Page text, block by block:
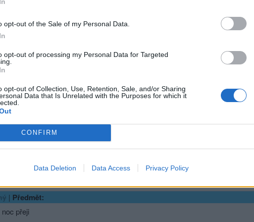
opt-out of the Sale of my Personal Data.
opt-out of processing my Personal Data for Targeted
opt-out of Collection, Use, Retention, Sale, and/or Sharing
Data that Is Unrelated with the Purposes for which it
CONFIRM
Data Deletion Data Access Privacy Policy
Smazaný|Předmět: RE: RE: RE: RE: RE:
|Předmět:
dobré ráno a fajn den fšem
se a odpovědět
| Předmět:
přeji